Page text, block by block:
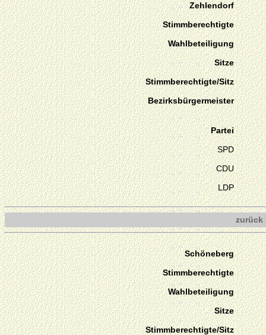
Zehlendorf
Stimmberechtigte
Wahlbeteiligung
Sitze
Stimmberechtigte/Sitz
Bezirksbürgermeister
Partei
SPD
CDU
LDP
zurück
Schöneberg
Stimmberechtigte
Wahlbeteiligung
Sitze
Stimmberechtigte/Sitz